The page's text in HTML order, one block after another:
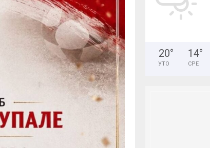
20°
УТО
14°
СРЕ